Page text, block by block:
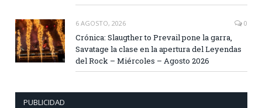
6 AGOSTO, 2026 0
Crónica: Slaugther to Prevail pone la garra,
Savatage la clase en la apertura del Leyendas
del Rock – Miércoles – Agosto 2026
PUBLICIDAD